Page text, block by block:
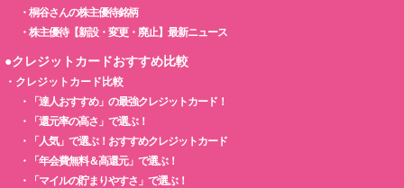
・ 桐谷さんの株主優待銘柄
・ 株主優待【新設・変更・廃止】最新ニュース
●クレジットカードおすすめ比較
・ クレジットカード比較
・
「達人おすすめ」の最強クレジットカード！
・
「還元率の高さ」で選ぶ！
・
「人気」で選ぶ！おすすめクレジットカード
・
「年会費無料＆高還元」で選ぶ！
・
「マイルの貯まりやすさ」で選ぶ！